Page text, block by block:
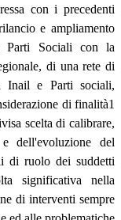
con i precedenti
e ampliamento
Parti Sociali con la
di una rete di
Inail e Parti sociali,
di finalità1
scelta di calibrare,
dell'evoluzione del
di ruolo dei suddetti
significativa nella
di interventi sempre